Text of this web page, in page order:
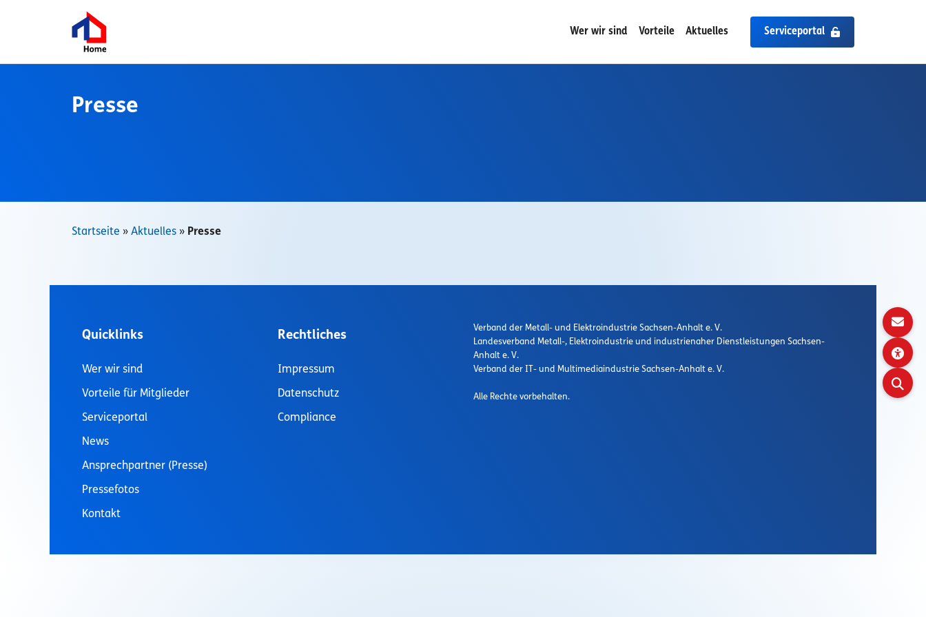
Wer wir sind Vorteile Aktuelles Serviceportal
Presse
Startseite » Aktuelles » Presse
Quicklinks
Wer wir sind
Vorteile für Mitglieder
Serviceportal
News
Ansprechpartner (Presse)
Pressefotos
Kontakt
Rechtliches
Impressum
Datenschutz
Compliance
Verband der Metall- und Elektroindustrie Sachsen-Anhalt e. V.
Landesverband Metall-, Elektroindustrie und industrienaher Dienstleistungen Sachsen-
Anhalt e. V.
Verband der IT- und Multimediaindustrie Sachsen-Anhalt e. V.
Alle Rechte vorbehalten.